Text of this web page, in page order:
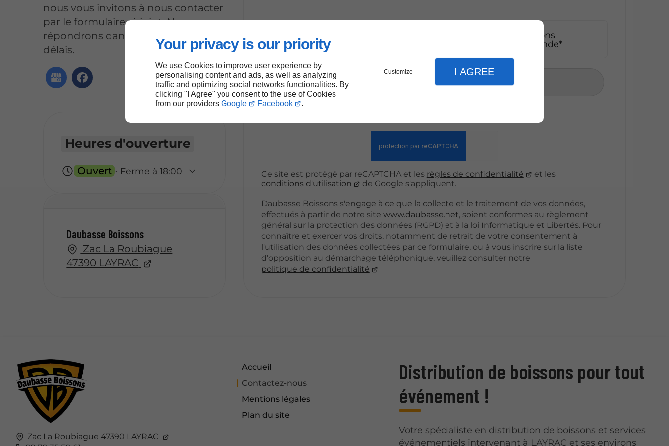
Your privacy is our priority
We use Cookies to improve user experience by
personalising content and ads, as well as analyzing
traffic and optimizing social networks functionalities. By
clicking "I Agree" you consent to the use of Cookies
from our providers Google Facebook .
Customize I AGREE
nous vous invitons à nous contacter
par le formulaire ci-joint. Nous vous
répondrons dans les plus brefs
délais.
Heures d'ouverture
Ouvert ⋅ Ferme à 18:00
Daubasse Boissons
Zac La Roubiague
47390 LAYRAC
En soumettant ce formulaire, j'accepte que les informations
saisies soient exploitées dans le cadre strict de ma demande*
Envoyer
Ce site est protégé par reCAPTCHA et les règles de confidentialité
et les
conditions d'utilisation
de Google s'appliquent.
Daubasse Boissons s'engage à ce que la collecte et le traitement de vos données,
effectués à partir de notre site www.daubasse.net, soient conformes au règlement
général sur la protection des données (RGPD) et à la loi Informatique et Libertés. Pour
connaître et exercer vos droits, notamment de retrait de votre consentement à
l'utilisation des données collectées par ce formulaire, ou à vous inscrire sur la liste
d'opposition au démarchage téléphonique, veuillez consulter notre
politique de confidentialité
Zac La Roubiague 47390 LAYRAC
Accueil
Contactez-nous
Mentions légales
Plan du site
Distribution de boissons pour tout
événement !
Votre spécialiste en distribution de boissons et services
événementiels intervenant à LAYRAC et ses environs